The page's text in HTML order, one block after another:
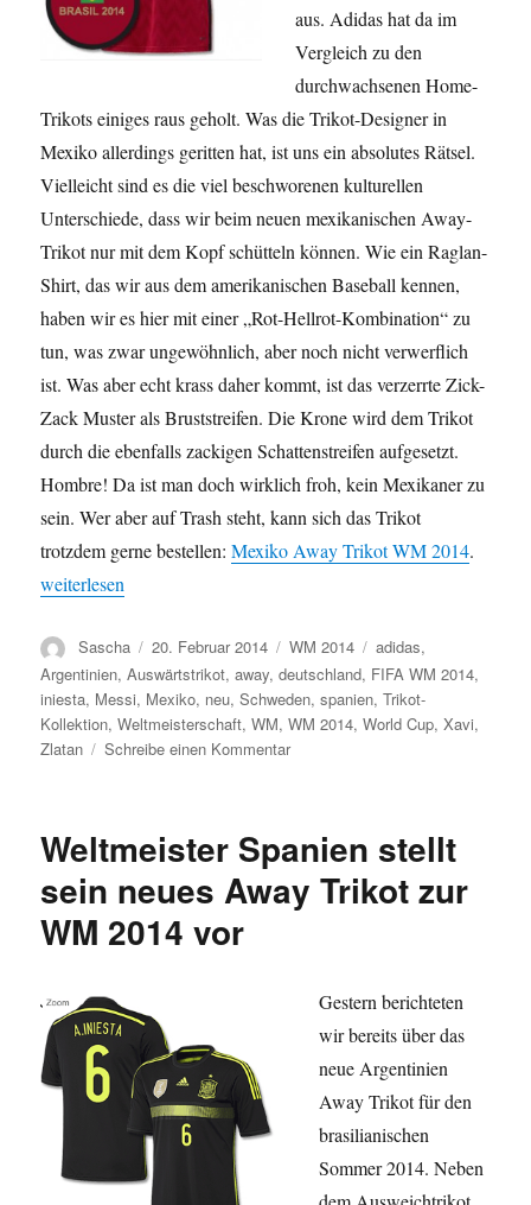
aus. Adidas hat da im
Vergleich zu den
durchwachsenen Home-
Trikots einiges raus geholt. Was die Trikot-Designer in
Mexiko allerdings geritten hat, ist uns ein absolutes Rätsel.
Vielleicht sind es die viel beschworenen kulturellen
Unterschiede, dass wir beim neuen mexikanischen Away-
Trikot nur mit dem Kopf schütteln können. Wie ein Raglan-
Shirt, das wir aus dem amerikanischen Baseball kennen,
haben wir es hier mit einer „Rot-Hellrot-Kombination“ zu
tun, was zwar ungewöhnlich, aber noch nicht verwerflich
ist. Was aber echt krass daher kommt, ist das verzerrte Zick-
Zack Muster als Bruststreifen. Die Krone wird dem Trikot
durch die ebenfalls zackigen Schattenstreifen aufgesetzt.
Hombre! Da ist man doch wirklich froh, kein Mexikaner zu
sein. Wer aber auf Trash steht, kann sich das Trikot
trotzdem gerne bestellen:Mexiko Away Trikot WM 2014.
„Mexikaner will man auch nicht sein – das neue Mexiko Away
weiterlesen
Autor
Sascha
Veröffentlicht
am
20. Februar 2014 Kategorien
WM 2014 Schlagwörter
adidas,
Argentinien,Auswärtstrikot,away,deutschland, FIFA WM 2014,
iniesta, Messi, Mexiko, neu,Schweden,spanien,Trikot-
Kollektion,Weltmeisterschaft,WM,WM 2014,World Cup,Xavi,
Zlatan
Schreibe einen Kommentarzu
auch
sein
Mexiko
Trikot
Weltmeister Spanien stellt
sein neues Away Trikot zur
WM 2014 vor
Gestern berichteten
wir bereits über das
neue Argentinien
Away Trikot für den
brasilianischen
Sommer 2014. Neben